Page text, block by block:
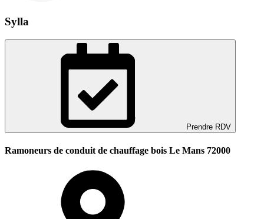
Sylla
Prendre RDV
Ramoneurs de conduit de chauffage bois Le Mans 72000